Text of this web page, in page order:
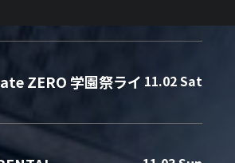
11.02 Sat
ZERO 学園祭ライ